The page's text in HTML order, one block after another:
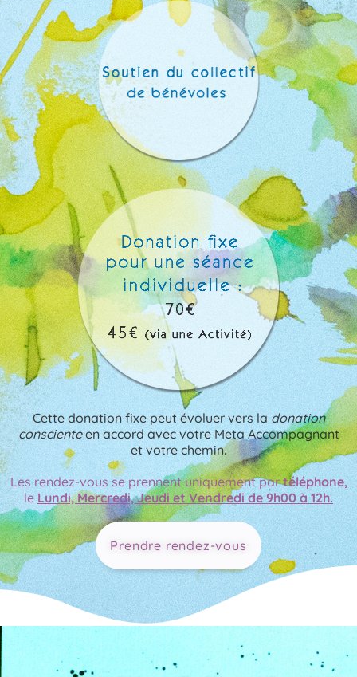
Cette donation fixe peut évoluer vers ladonation
conscienteen accord avec votre Meta Accompagnant
et votre chemin.
Les rendez-vous se prennent uniquement partéléphone,
leLundi, Mercredi, Jeudi et Vendredi de 9h00 à 12h.
Prendre rendez-vous